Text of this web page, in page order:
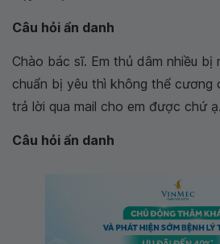
Câu hỏi ẩn danh
Chào bác sĩ. Em thủ dâm nhiều bị
chuẩn bị yêu thì không thể cương
trả lời qua mail cho em được chứ
Câu hỏi ẩn danh